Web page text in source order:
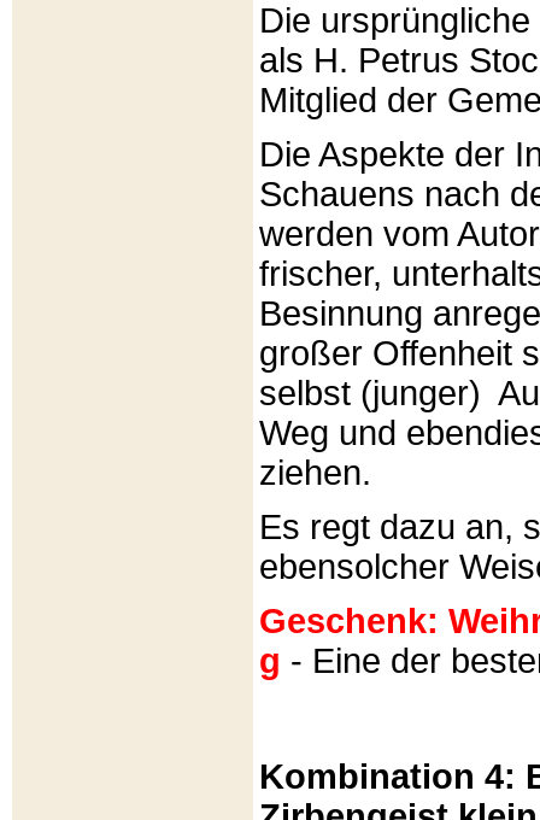
Die
als H. Petrus
Mitglied der
Die Aspekte der
Schauens nach
werden vom
frischer,
Besinnung
großer Offenheit
selbst (junger)
Weg und
ziehen.
Es regt dazu an,
ebensolcher
Geschenk:
g - Eine der
Kombination 4: